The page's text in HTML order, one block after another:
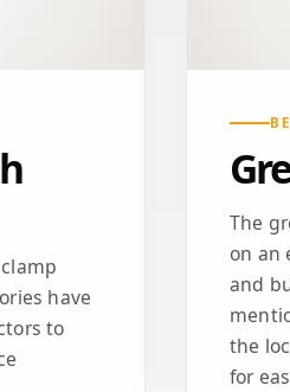
have
to
The
on an
and
the
for